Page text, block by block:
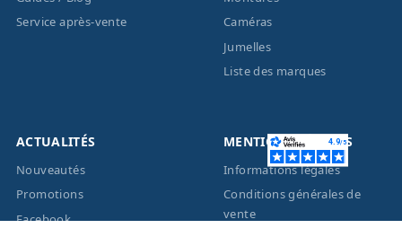
Service après-vente
Caméras
Jumelles
Liste des marques
ACTUALITÉS
Nouveautés
Promotions
Facebook
MENTIONS LÉGALES
Informations légales
Conditions générales de
vente